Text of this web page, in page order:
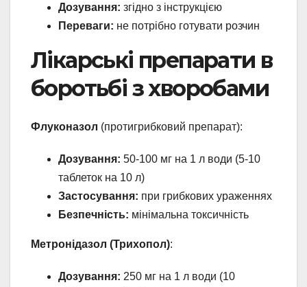
Дозування: згідно з інструкцією
Переваги: не потрібно готувати розчин
Лікарські препарати в
боротьбі з хворобами
Флуконазол (протигрибковий препарат):
Дозування: 50-100 мг на 1 л води (5-10
таблеток на 10 л)
Застосування: при грибкових ураженнях
Безпечність: мінімальна токсичність
Метронідазол (Трихопол):
Дозування: 250 мг на 1 л води (10